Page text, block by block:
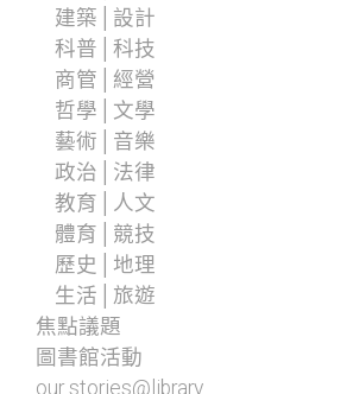
建築│設計
科普│科技
商管│經營
哲學│文學
藝術│音樂
政治│法律
教育│人文
體育│競技
歷史│地理
生活│旅遊
焦點議題
圖書館活動
our stories@library